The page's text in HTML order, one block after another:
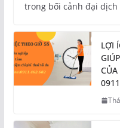
trong bối cảnh đại dịch
LỢI
CỦA